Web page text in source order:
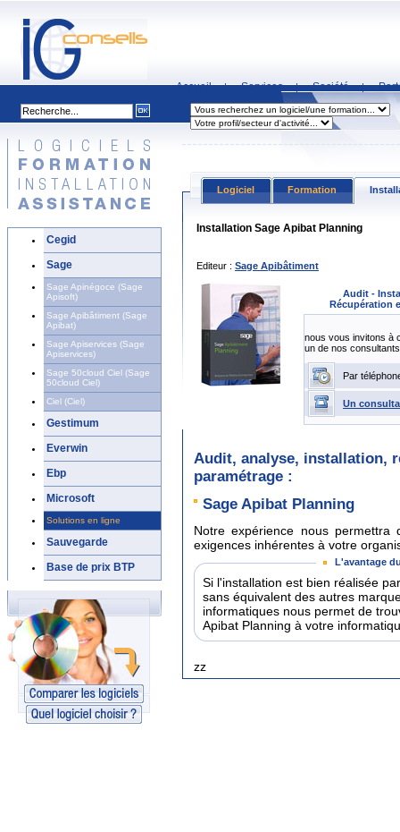
Accueil | Services | Société |
Cegid
Sage
Sage Apinégoce (Sage
Apisoft)
Sage Apibâtiment (Sage
Apibat)
Sage Apiservices (Sage
Apiservices)
Sage 50cloud Ciel (Sage
50cloud Ciel)
Ciel (Ciel)
Gestimum
Everwin
Ebp
Microsoft
Solutions en ligne
Sauvegarde
Base de prix BTP
Logiciel Formation
Installation Sage Apibat Planning
Editeur : Sage Apibâtiment
Audit -
Récupération
nous vous invitons à
un de nos consultants
Par
Un
Audit, analyse, installation,
paramétrage :
Sage Apibat Planning
Notre expérience nous
exigences inhérentes à votre
L'avantage
Si l'installation est bien réalisée
sans équivalent des autres
informatiques nous permet de
Apibat Planning à votre
zz